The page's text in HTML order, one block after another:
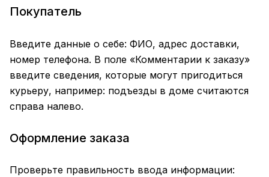
Покупатель
Введите данные о себе: ФИО, адрес доставки,
номер телефона. В поле «Комментарии к заказу»
введите сведения, которые могут пригодиться
курьеру, например: подъезды в доме считаются
справа налево.
Оформление заказа
Проверьте правильность ввода информации: